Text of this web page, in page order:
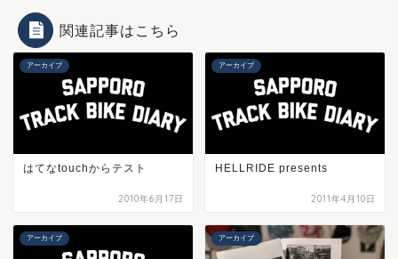
関連記事はこちら
アーカイブ
はてなtouchからテスト
2010年6月17日
アーカイブ
HELLRIDE presents
2011年4月10日
アーカイブ アーカイブ